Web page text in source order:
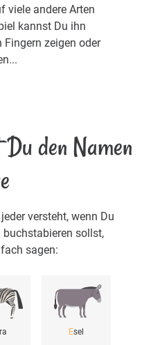
viele andere Arten
kannst Du ihn
zeigen oder
den Namen
versteht, wenn Du
sollst,
sagen:
Esel